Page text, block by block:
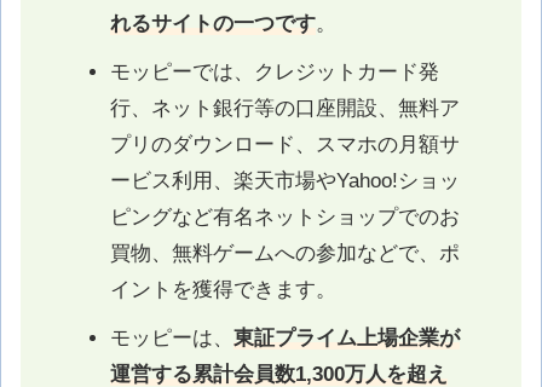
れるサイトの一つです。
モッピーでは、クレジットカード発
行、ネット銀行等の口座開設、無料ア
プリのダウンロード、スマホの月額サ
ービス利用、楽天市場やYahoo!ショッ
ピングなど有名ネットショップでのお
買物、無料ゲームへの参加などで、ポ
イントを獲得できます。
モッピーは、 東証プライム上場企業が
運営する累計会員数1,300万人を超え